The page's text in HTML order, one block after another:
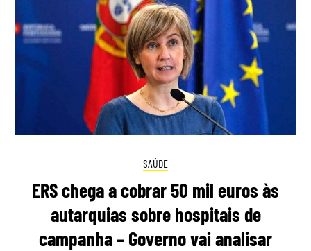
SAÚDE
ERS chega a cobrar 50 mil euros às
autarquias sobre hospitais de
campanha – Governo vai analisar